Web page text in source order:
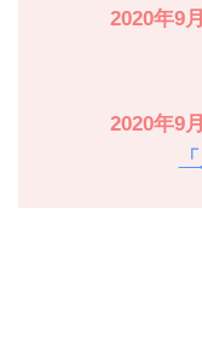
2020年9
2020年9